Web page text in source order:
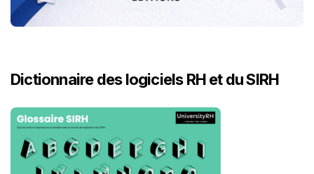
Dictionnaire des logiciels RH et du SIRH